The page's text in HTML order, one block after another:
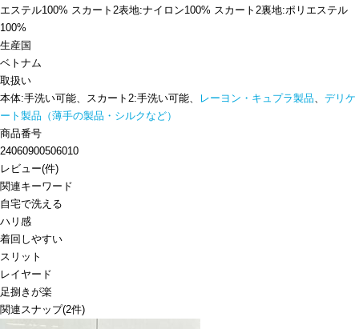
エステル100% スカート2表地:ナイロン100% スカート2裏地:ポリエステル
100%
生産国
ベトナム
取扱い
本体:手洗い可能、スカート2:手洗い可能、
レーヨン・キュプラ製品、 デリケ
ート製品（薄手の製品・シルクなど）
商品番号
24060900506010
レビュー(件)
関連キーワード
自宅で洗える
ハリ感
着回しやすい
スリット
レイヤード
足捌きが楽
関連スナップ(2件)